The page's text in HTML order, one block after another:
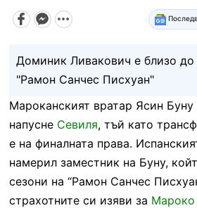
Доминик Ливакович е близо до
"Рамон Санчес Писхуан"
Мароканският вратар Ясин
напусне Севиля, тъй като
е на финалната права.
намерил заместник на Буну,
сезони на “Рамон Санчес
страхотните си изяви за Мароко